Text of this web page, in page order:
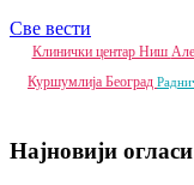
Све вести
Клинички центар Ниш
Куршумлија Београд
Најновији огласи